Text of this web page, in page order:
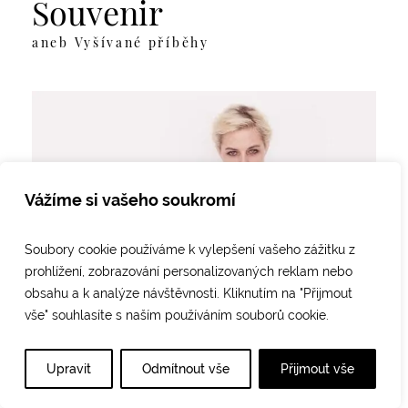
Vážíme si vašeho soukromí
Soubory cookie používáme k vylepšení vašeho zážitku z
prohlížení, zobrazování personalizovaných reklam nebo
obsahu a k analýze návštěvnosti. Kliknutím na "Přijmout
vše" souhlasíte s naším používáním souborů cookie.
Upravit Odmítnout vše Přijmout vše
Souvenir
aneb Vyšívané příběhy